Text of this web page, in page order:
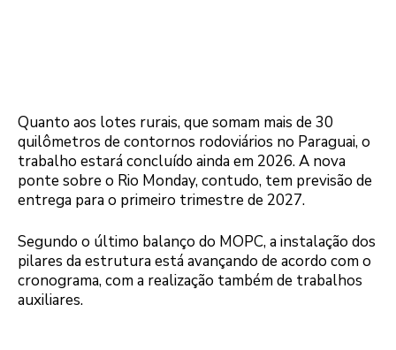
Quanto aos lotes rurais, que somam mais de 30
quilômetros de contornos rodoviários no Paraguai, o
trabalho estará concluído ainda em 2026. A nova
ponte sobre o Rio Monday, contudo, tem previsão de
entrega para o primeiro trimestre de 2027.
Segundo o último balanço do MOPC, a instalação dos
pilares da estrutura está avançando de acordo com o
cronograma, com a realização também de trabalhos
auxiliares.